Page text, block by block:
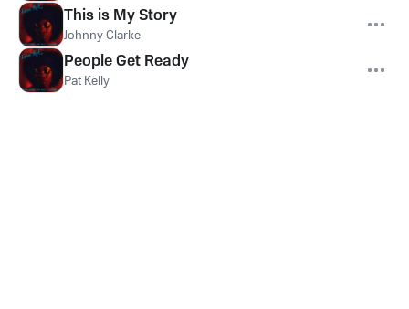
This is My Story
Johnny Clarke
People Get Ready
Pat Kelly